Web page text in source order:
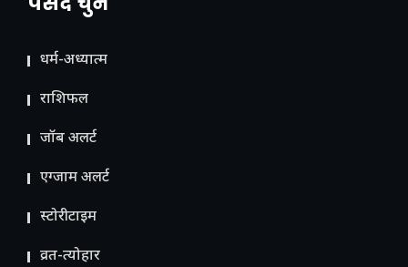
धर्म-अध्यात्म
राशिफल
जॉब अलर्ट
एग्जाम अलर्ट
स्टोरीटाइम
व्रत-त्योहार